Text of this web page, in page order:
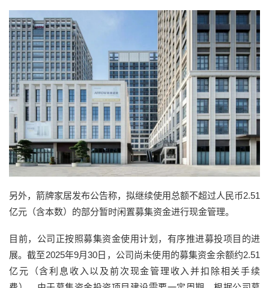
另外，箭牌家居发布公告称，拟继续使用总额不超过人民币2.51
亿元（含本数）的部分暂时闲置募集资金进行现金管理。
目前，公司正按照募集资金使用计划，有序推进募投项目的进
展。截至2025年9月30日，公司尚未使用的募集资金余额约2.51
亿元（含利息收入以及前次现金管理收入并扣除相关手续